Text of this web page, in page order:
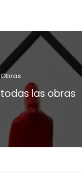
Obras
todas las obras